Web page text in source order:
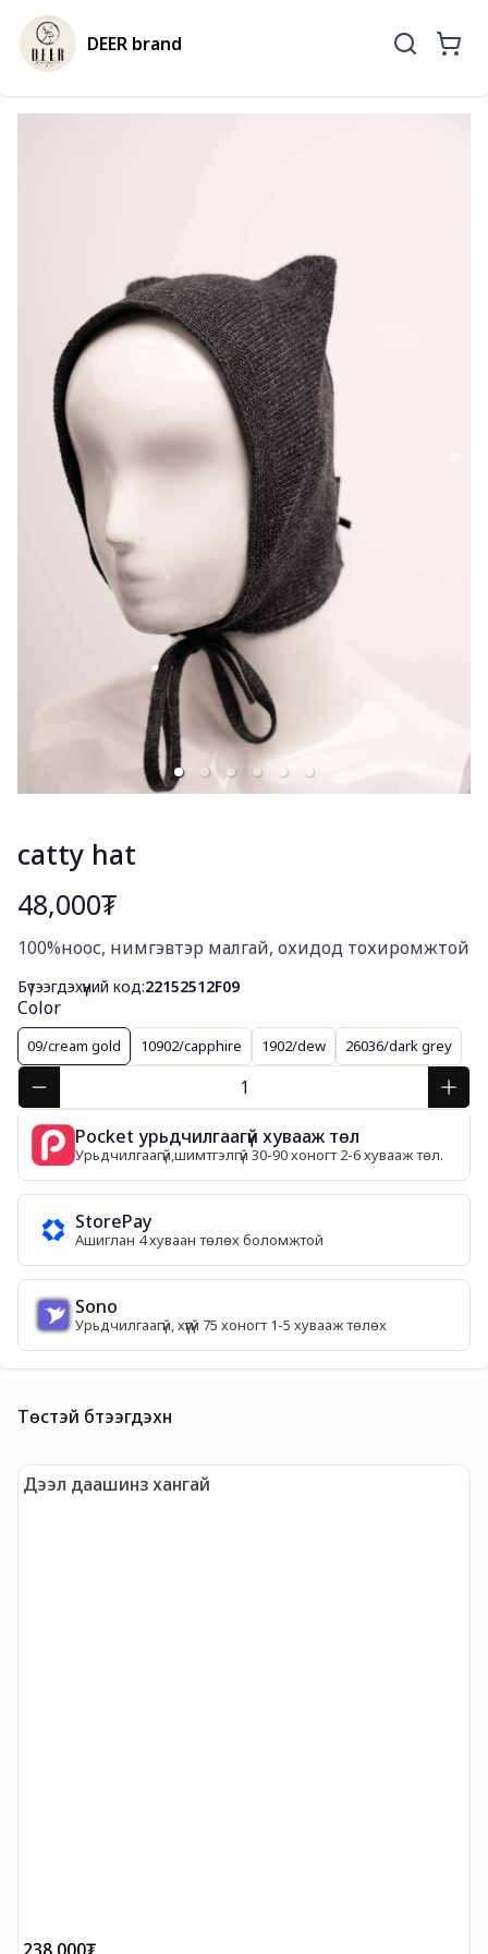
DEER brand
catty hat
48,000₮
100%ноос, нимгэвтэр малгай, охидод тохиромжтой
Бүтээгдэхүүний код:22152512F09
Color
09/cream gold 10902/capphire 1902/dew 26036/dark grey
Pocket урьдчилгаагүй хувааж төл
Урьдчилгаагүй,шимтгэлгүй 30-90 хоногт 2-6 хувааж төл.
StorePay
Ашиглан 4 хуваан төлөх боломжтой
Sono
Урьдчилгаагүй, хүүгүй 75 хоногт 1-5 хувааж төлөх
Төстэй бүтээгдэхүүн
Дээл даашинз хангай